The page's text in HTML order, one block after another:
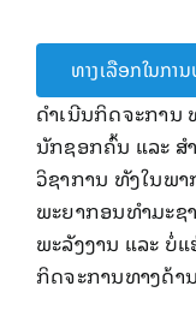
ທາງເລືອກໃນກາ
ດໍາເນີນກິດຈະການ
ນັກຊອກຄົ້ນ ແລະ ສໍ
ວິຊາການ ທັງໃນພາ
ພະຍາກອນທໍາມະຊ
ພະລັງງານ ແລະ ບໍ່
ກິດຈະການທາງດ້າ